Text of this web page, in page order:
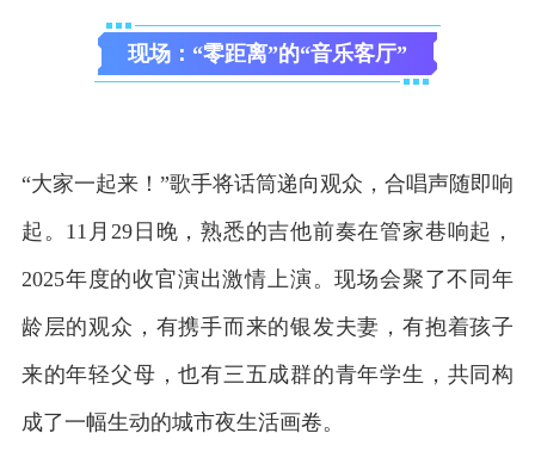
现场：“零距离”的“音乐客厅”
“大家一起来！”歌手将话筒递向观众，合唱声随即响
起。11月29日晚，熟悉的吉他前奏在管家巷响起，
2025年度的收官演出激情上演。现场会聚了不同年
龄层的观众，有携手而来的银发夫妻，有抱着孩子
来的年轻父母，也有三五成群的青年学生，共同构
成了一幅生动的城市夜生活画卷。